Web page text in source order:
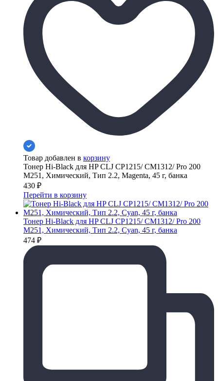
Товар добавлен в корзину
Тонер Hi-Black для HP CLJ CP1215/ CM1312/ Pro 200
M251, Химический, Тип 2.2, Magenta, 45 г, банка
430 ₽
Перейти в корзину
Тонер Hi-Black для HP CLJ CP1215/ CM1312/ Pro 200
M251, Химический, Тип 2.2, Cyan, 45 г, банка
474 ₽